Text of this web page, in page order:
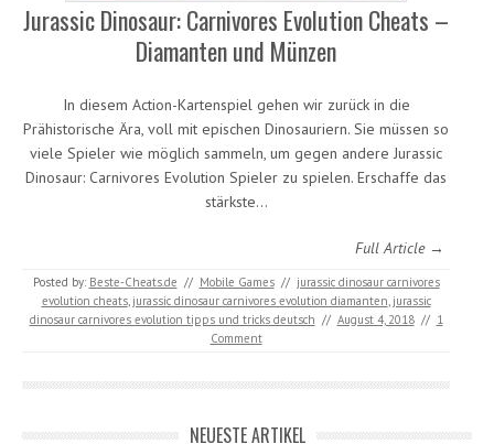
Jurassic Dinosaur: Carnivores Evolution Cheats –
Diamanten und Münzen
In diesem Action-Kartenspiel gehen wir zurück in die
Prähistorische Ära, voll mit epischen Dinosauriern. Sie müssen so
viele Spieler wie möglich sammeln, um gegen andere Jurassic
Dinosaur: Carnivores Evolution Spieler zu spielen. Erschaffe das
stärkste…
Full Article →
Posted by: Beste-Cheats.de // Mobile Games // jurassic dinosaur carnivores
evolution cheats, jurassic dinosaur carnivores evolution diamanten jurassic
dinosaur carnivores evolution tipps und tricks deutsch // August 4, 2018 // 1
Comment
NEUESTE ARTIKEL